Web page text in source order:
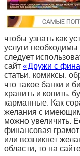
чтобы узнать как
услуги
следует
сайт «Дружи с
статьи, комиксы,
что такое банки и
хранить и копить,
карманные. Как
желания с
можно увеличить.
финансовая
или возникнет
области, то на